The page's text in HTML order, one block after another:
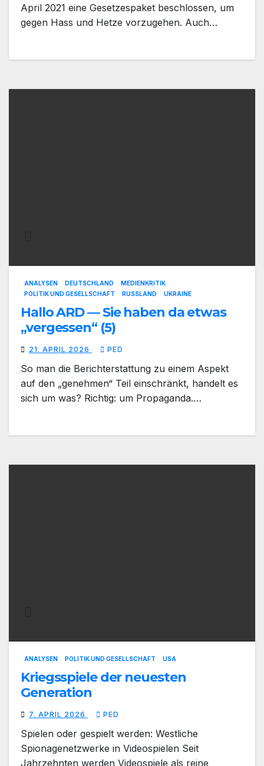
April 2021 eine Gesetzespaket beschlossen, um
gegen Hass und Hetze vorzugehen. Auch…
ANALYSEN DEUTSCHLAND
MEDIENKRITIK
POLITIK UND GESELLSCHAFT
RUSSLAND UKRAINE
Hallo ARD — Sie haben da etwas
„vergessen“ (5)
21. APRIL 2026 PED
So man die Berichterstattung zu einem Aspekt
auf den „genehmen“ Teil einschränkt, handelt es
sich um was? Richtig: um Propaganda.…
ANALYSEN POLITIK UND GESELLSCHAFT USA
Kriegsspiele der neuesten
Generation
7. APRIL 2026 PED
Spielen oder gespielt werden: Westliche
Spionagenetzwerke in Videospielen Seit
Jahrzehnten werden Videospiele als reine